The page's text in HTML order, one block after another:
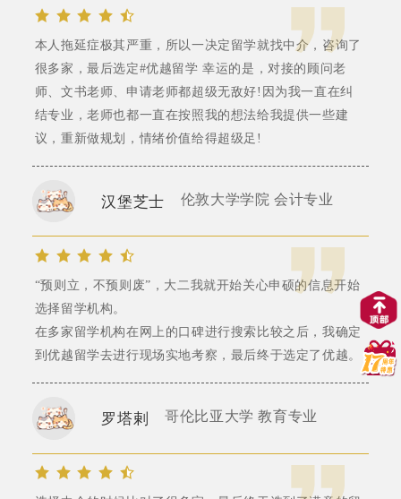
本人拖延症极其严重，所以一决定留学就找中介，咨询了
很多家，最后选定#优越留学 幸运的是，对接的顾问老
师、文书老师、申请老师都超级无敌好!因为我一直在纠
结专业，老师也都一直在按照我的想法给我提供一些建
议，重新做规划，情绪价值给得超级足!
汉堡芝士 伦敦大学学院 会计专业
“预则立，不预则废”，大二我就开始关心申硕的信息开始
选择留学机构。
在多家留学机构在网上的口碑进行搜索比较之后，我确定
到优越留学去进行现场实地考察，最后终于选定了优越。
罗塔剌 哥伦比亚大学 教育专业